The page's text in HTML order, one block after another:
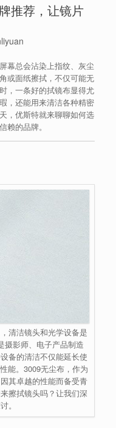
推荐，让镜片
幕总会沾染上指纹、灰尘
或面纸擦拭，不仅可能无
，一条好的拭镜布显得尤
，还能用来清洁各种精密
，优斯特就来聊聊如何选
赖的品牌。
清洁镜头和光学设备是
摄影师、电子产品制造
备的清洁不仅能延长使
能。3009无尘布，作为
其卓越的性能而备受青
擦拭镜头吗？让我们深
。